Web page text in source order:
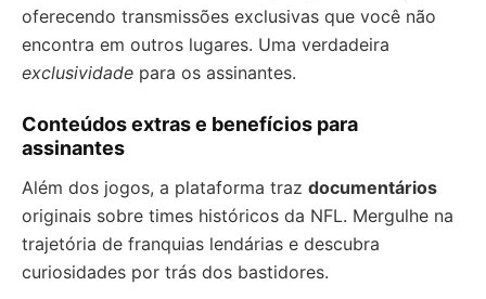
oferecendo transmissões exclusivas que você não
encontra em outros lugares. Uma verdadeira
exclusividade para os assinantes.
Conteúdos extras e benefícios para
assinantes
Além dos jogos, a plataforma traz documentários
originais sobre times históricos da NFL. Mergulhe na
trajetória de franquias lendárias e descubra
curiosidades por trás dos bastidores.